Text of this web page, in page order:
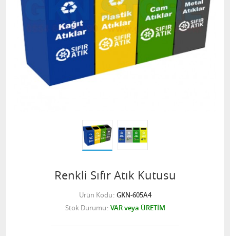
Renkli Sıfır Atık Kutusu
Ürün Kodu GKN-605A4
Stok Durumu VAR veya ÜRETİM